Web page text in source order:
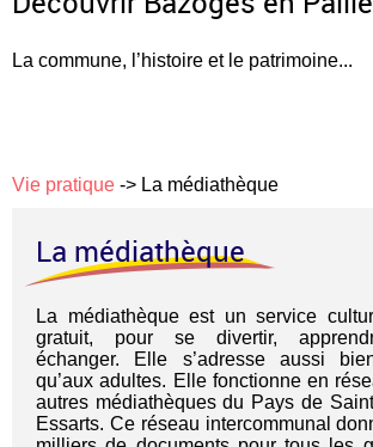
La commune, l’histoire et le patrimoine...
Vie pratique -> La médiathèque
La médiathèque
La médiathèque est un service
gratuit, pour se divertir,
échanger. Elle s’adresse aussi
qu’aux adultes. Elle fonctionne en
autres médiathèques du Pays de
Essarts. Ce réseau intercommunal